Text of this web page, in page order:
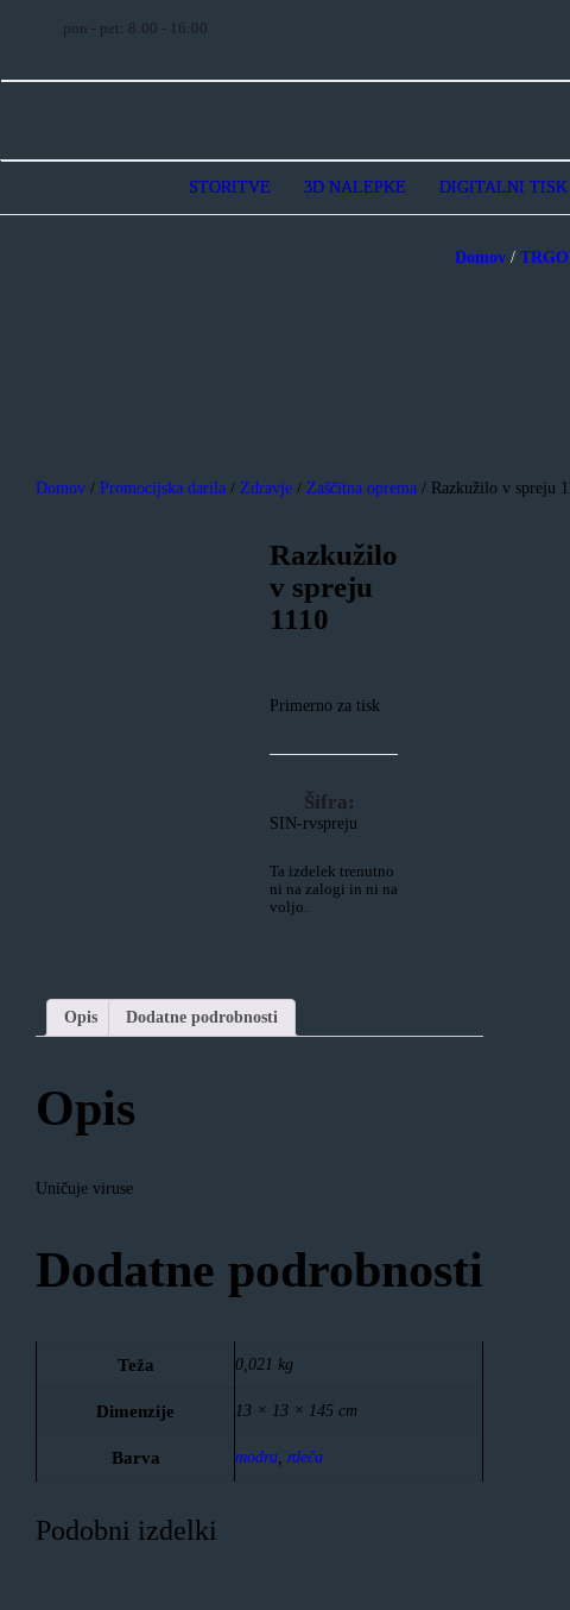
pon - pet: 8:00 - 16:00
STORITVE 3D NALEPKE DIGITALNI TISK
Domov/
O
Domov / Promocijska darila / Zdravje / Zaščitna oprema / Razkužilo v spreju
Razkužilo
v spreju
1110
Primerno za tisk
Šifra:
SIN-rvspreju
Ta izdelek trenutno
ni na zalogi in ni na
voljo.
Opis Dodatne podrobnosti
Opis
Uničuje viruse
Dodatne podrobnosti
Teža 0,021 kg
Dimenzije 13 × 13 × 145 cm
Barva modra rdeča
Podobni izdelki